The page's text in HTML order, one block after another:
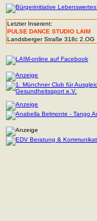
Letzter Inserent:
PULSE DANCE STUDIO LAIM
Landsberger Straße 318c 2.OG